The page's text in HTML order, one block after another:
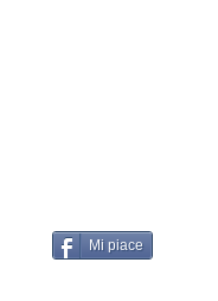
Mi piace